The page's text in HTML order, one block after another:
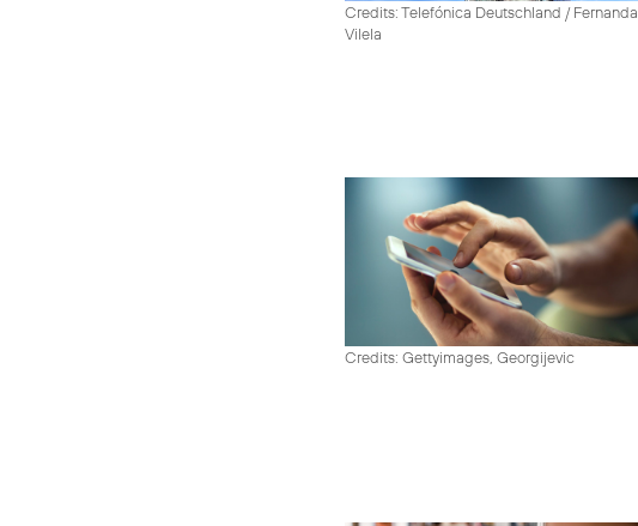
Credits: Telefónica Deutschland / Fernanda
Vilela
Credits: Gettyimages, Georgijevic